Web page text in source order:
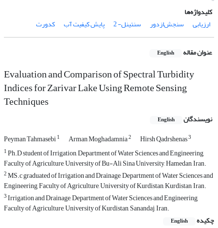
کلیدواژه‌ها
ارزیابی
سنجش‌ازدور سنتینل- 2 پایش کیفیت آب کدورت
عنوان مقاله English
Evaluation and Comparison of Spectral Turbidity
Indices for Zarivar Lake Using Remote Sensing
Techniques
نویسندگان English
Peyman Tahmasebi1 Arman Moghadamnia2 Hirsh Qadrshenas3
1Ph.D student of Irrigation, Department of Water Sciences and Engineering,
Faculty of Agriculture, University of Bu-Ali Sina University, Hamedan, Iran.
2MS.c graduated of Irrigation and Drainage, Department of Water Sciences and
Engineering, Faculty of Agriculture, University of Kurdistan, Kurdistan, Iran.
3Irrigation and Drainage, Department of Water Sciences and Engineering,
Faculty of Agriculture, University of Kurdistan, Sanandaj, Iran.
چکیده
English